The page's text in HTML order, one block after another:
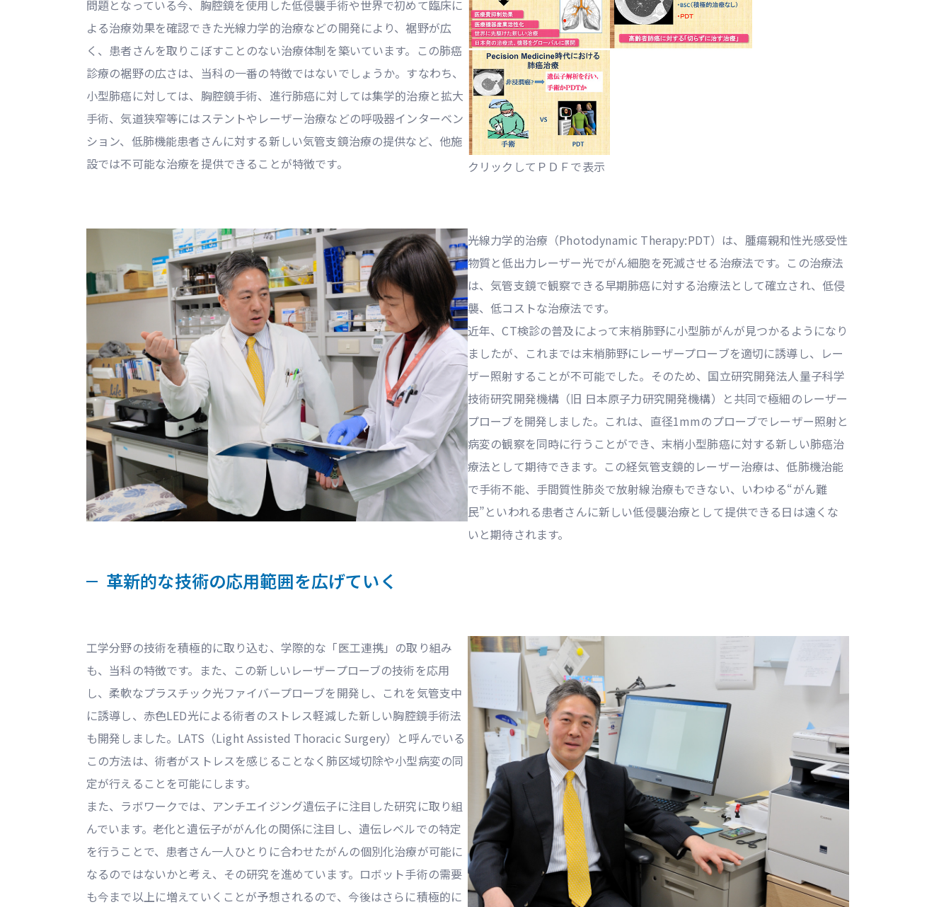
問題となっている今、胸腔鏡を使用した低侵襲手術や世界で初めて臨床に
よる治療効果を確認できた光線力学的治療などの開発により、裾野が広
く、患者さんを取りこぼすことのない治療体制を築いています。この肺癌
診療の裾野の広さは、当科の一番の特徴ではないでしょうか。すなわち、
小型肺癌に対しては、胸腔鏡手術、進行肺癌に対しては集学的治療と拡大
手術、気道狭窄等にはステントやレーザー治療などの呼吸器インターベン
ション、低肺機能患者さんに対する新しい気管支鏡治療の提供など、他施
設では不可能な治療を提供できることが特徴です。
クリックしてＰＤＦで表示
光線力学的治療（Photodynamic Therapy:PDT）は、腫瘍親和性光感受性
物質と低出力レーザー光でがん細胞を死滅させる治療法です。この治療法
は、気管支鏡で観察できる早期肺癌に対する治療法として確立され、低侵
襲、低コストな治療法です。
近年、CT検診の普及によって末梢肺野に小型肺がんが見つかるようになり
ましたが、これまでは末梢肺野にレーザープローブを適切に誘導し、レー
ザー照射することが不可能でした。そのため、国立研究開発法人量子科学
技術研究開発機構（旧 日本原子力研究開発機構）と共同で極細のレーザー
プローブを開発しました。これは、直径1mmのプローブでレーザー照射と
病変の観察を同時に行うことができ、末梢小型肺癌に対する新しい肺癌治
療法として期待できます。この経気管支鏡的レーザー治療は、低肺機治能
で手術不能、手間質性肺炎で放射線治療もできない、いわゆる“がん難
民”といわれる患者さんに新しい低侵襲治療として提供できる日は遠くな
いと期待されます。
革新的な技術の応用範囲を広げていく
工学分野の技術を積極的に取り込む、学際的な「医工連携」の取り組み
も、当科の特徴です。また、この新しいレーザープローブの技術を応用
し、柔軟なプラスチック光ファイバープローブを開発し、これを気管支中
に誘導し、赤色LED光による術者のストレス軽減した新しい胸腔鏡手術法
も開発しました。LATS（Light Assisted Thoracic Surgery）と呼んでいる
この方法は、術者がストレスを感じることなく肺区域切除や小型病変の同
定が行えることを可能にします。
また、ラボワークでは、アンチエイジング遺伝子に注目した研究に取り組
んでいます。老化と遺伝子ががん化の関係に注目し、遺伝レベルでの特定
を行うことで、患者さん一人ひとりに合わせたがんの個別化治療が可能に
なるのではないかと考え、その研究を進めています。ロボット手術の需要
も今まで以上に増えていくことが予想されるので、今後はさらに積極的に